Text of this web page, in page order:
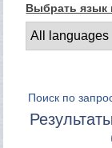
Выбрать язык
Поиск по